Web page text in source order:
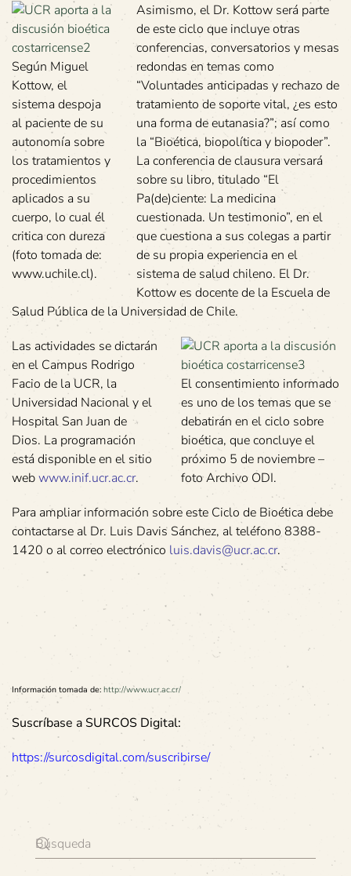
Según Miguel
Kottow, el
sistema despoja
al paciente de su
autonomía sobre
los tratamientos y
procedimientos
aplicados a su
cuerpo, lo cual él
critica con dureza
(foto tomada de:
www.uchile.cl).
Asimismo, el Dr. Kottow será parte
de este ciclo que incluye otras
conferencias, conversatorios y mesas
redondas en temas como
“Voluntades anticipadas y rechazo de
tratamiento de soporte vital, ¿es esto
una forma de eutanasia?”; así como
la “Bioética, biopolítica y biopoder”.
La conferencia de clausura versará
sobre su libro, titulado “El
Pa(de)ciente: La medicina
cuestionada. Un testimonio”, en el
que cuestiona a sus colegas a partir
de su propia experiencia en el
sistema de salud chileno. El Dr.
Kottow es docente de la Escuela de
Salud Pública de la Universidad de Chile.
El consentimiento informado
es uno de los temas que se
debatirán en el ciclo sobre
bioética, que concluye el
próximo 5 de noviembre –
foto Archivo ODI.
Las actividades se dictarán
en el Campus Rodrigo
Facio de la UCR, la
Universidad Nacional y el
Hospital San Juan de
Dios. La programación
está disponible en el sitio
webwww.inif.ucr.ac.cr.
Para ampliar información sobre este Ciclo de Bioética debe
contactarse al Dr. Luis Davis Sánchez, al teléfono 8388-
1420 o al correo electrónico luis.davis@ucr.ac.cr.
Información tomada de: http://www.ucr.ac.cr/
Suscríbase a SURCOS Digital:
https://surcosdigital.com/suscribirse/